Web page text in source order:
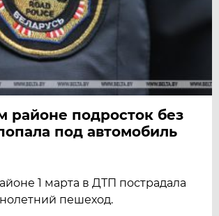
районе подросток без
под автомобиль
1 марта в ДТП пострадала
пешеход.